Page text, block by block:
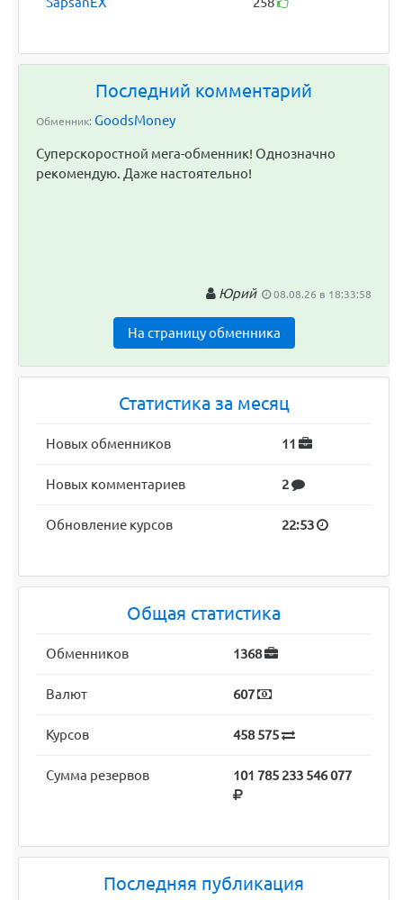
Последний комментарий
Обменник: GoodsMoney
Суперскоростной мега-обменник! Однозначно
рекомендую. Даже настоятельно!
Юрий 08.08.26 в 18:33:58
На страницу обменника
Статистика за месяц
Новых обменников 11
Новых комментариев 2
Обновление курсов 22:53
Общая статистика
Обменников 1368
Валют 607
Курсов 458 575
Сумма резервов 101 785 233 546 077
Последняя публикация